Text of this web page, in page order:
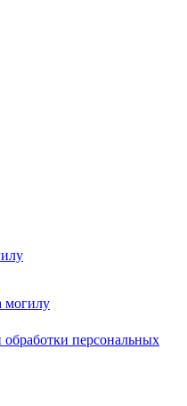
могилу
персональных